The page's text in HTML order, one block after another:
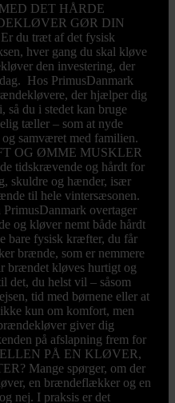
DET HÅRDE
GØR DIN
du træt af det fysisk
hver gang du skal kløve
den investering, der
Hos PrimusDanmark
der hjælper dig
så du i stedet kan bruge
tæller – som at nyde
samværet med familien.
OG ØMME MUSKLER
tidskrævende og hårdt for
skuldre og hænder, især
til hele vintersæsonen.
overtager
og kløver nemt både hårdt
bare fysisk kræfter, du får
brænde, som er nemmere
brændet kløves hurtigt og
det, du helst vil – såsom
tid med børnene eller at
kun om komfort, men
giver dig
på afslapning frem for
PÅ EN KLØVER,
Mange spørger, om der
en brændeflækker og en
nej. I praksis er det